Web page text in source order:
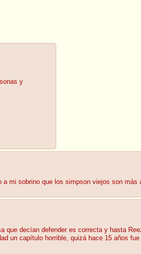
y
mi sobrino que los simpson viejos son más
decían defender es correcta y hasta
un capítulo horrible, quizá hace 15 años